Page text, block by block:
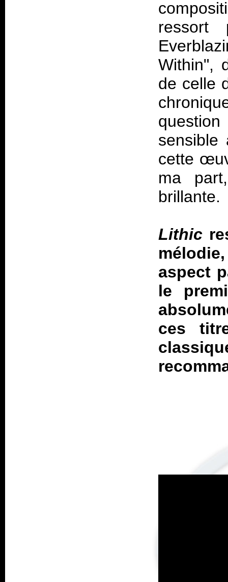
ressort
Within",
de celle
sensible
cette
ma
brillante.
Lithic
aspect
le
ces